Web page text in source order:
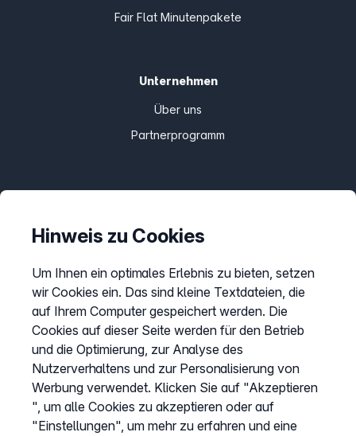
Fair Flat Minutenpakete
Unternehmen
Über uns
Partnerprogramm
Preise
AGB
Datenschutz
Impressum
Cookies anpassen
Service
Hinweis zu Cookies
Um Ihnen ein optimales Erlebnis zu bieten, setzen
wir Cookies ein. Das sind kleine Textdateien, die
auf Ihrem Computer gespeichert werden. Die
Cookies auf dieser Seite werden für den Betrieb
und die Optimierung, zur Analyse des
Nutzerverhaltens und zur Personalisierung von
Werbung verwendet. Klicken Sie auf "Akzeptieren
", um alle Cookies zu akzeptieren oder auf
"Einstellungen", um mehr zu erfahren und eine